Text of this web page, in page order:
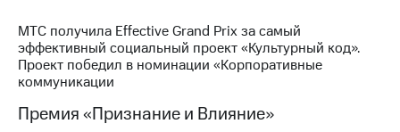
"МТС"
Собрания
акционеров
Личный
кабинет
акционера
МТС получила Effective Grand Prix за самый
эффективный социальный проект «Культурный код».
Проект победил в номинации «Корпоративные
коммуникации
Премия «Признание и Влияние»